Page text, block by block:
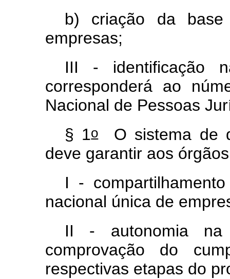
b) criação da base
empresas;
III - identificação
corresponderá ao
Nacional de Pessoas
§ 1oO sistema de
deve garantir aos
I -
nacional única de
II - autonomia na
comprovação do
respectivas etapas do